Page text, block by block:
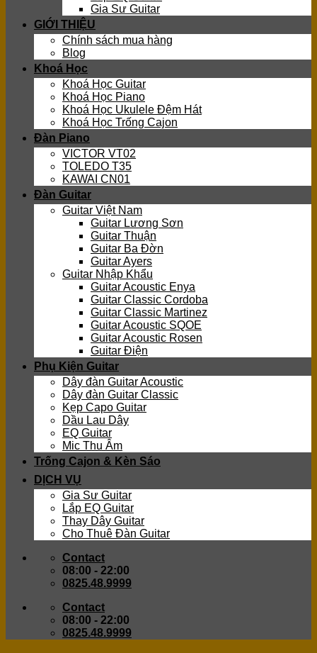
Gia Sư Guitar
GIỚI THIỆU
Chính sách mua hàng
Blog
Khoá Học
Khoá Học Guitar
Khoá Học Piano
Khoá Học Ukulele Đệm Hát
Khoá Học Trống Cajon
Đàn Piano
VICTOR VT02
TOLEDO T35
KAWAI CN01
Đàn Guitar
Guitar Việt Nam
Guitar Lương Sơn
Guitar Thuận
Guitar Ba Đờn
Guitar Ayers
Guitar Nhập Khẩu
Guitar Acoustic Enya
Guitar Classic Cordoba
Guitar Classic Martinez
Guitar Acoustic SQOE
Guitar Acoustic Rosen
Guitar Điện
Phụ Kiện Guitar
Dây đàn Guitar Acoustic
Dây đàn Guitar Classic
Kẹp Capo Guitar
Dầu Lau Dây
EQ Guitar
Mic Thu Âm
Trống Cajon & Kèn Sáo
DỊCH VỤ
Gia Sư Guitar
Lắp EQ Guitar
Thay Dây Guitar
Cho Thuê Đàn Guitar
Contact
08:00 - 22:00
0825.48.9999
Contact
08:00 - 22:00
0825.48.9999